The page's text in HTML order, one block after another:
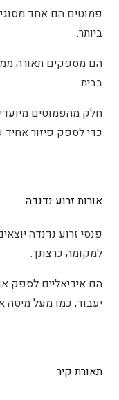
פמוטים הם אחד מסוגי
ביותר.
הם מספקים תאורה
בבית.
חלק מהפמוטים
כדי לספק פיזור אחיד
אורות זרוע נדנדה
פנסי זרוע נדנדה
למקומה כרצונך.
הם אידיאליים לספק
יעבוד, כמו מעל מיטה
תאורת קיר